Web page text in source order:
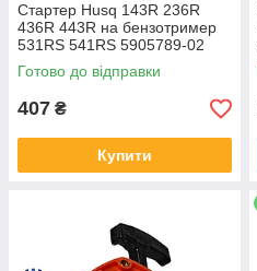
Стартер Husq 143R 236R
436R 443R на бензотример
531RS 541RS 5905789-02
5053017-01
Готово до відправки
407 ₴
Купити